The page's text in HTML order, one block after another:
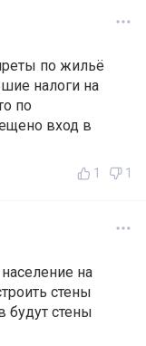
по жильё
налоги на
по
вход в
1 1
на
стены
будут стены